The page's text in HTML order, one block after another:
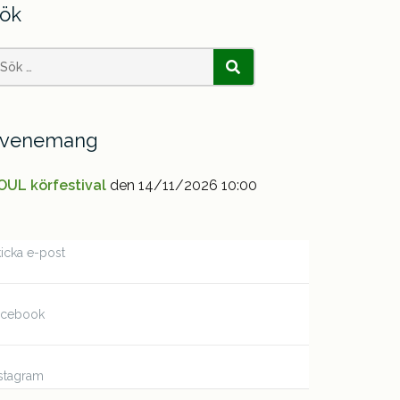
SÖK
körfestival den 14/11/2026 10:00
e-post